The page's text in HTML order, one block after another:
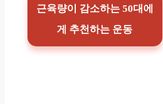
근육량이 감소하는 50대에
게 추천하는 운동